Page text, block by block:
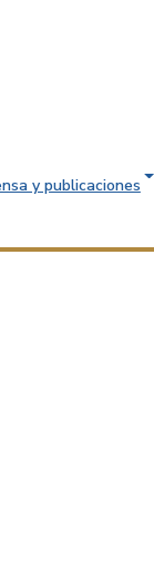
y publicaciones